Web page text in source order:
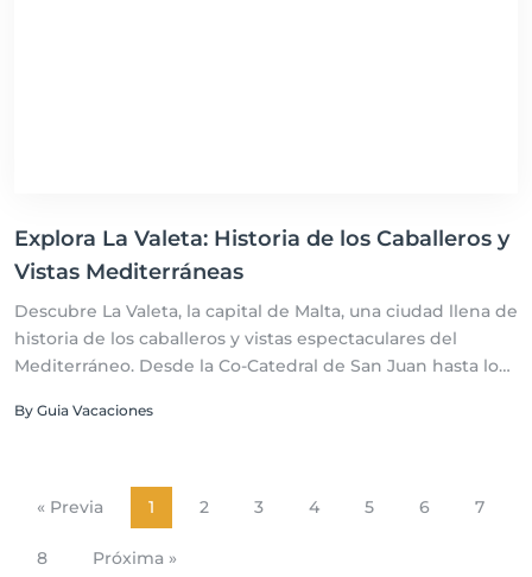
Explora La Valeta: Historia de los Caballeros y
Vistas Mediterráneas
Descubre La Valeta, la capital de Malta, una ciudad llena de
historia de los caballeros y vistas espectaculares del
Mediterráneo. Desde la Co-Catedral de San Juan hasta los
By Guia Vacaciones
« Previa 1 2 3 4 5 6 7
8 Próxima »